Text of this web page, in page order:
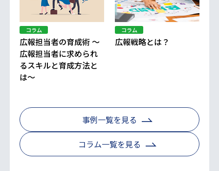
コラム
広報担当者の育成術 ～
広報担当者に求められ
るスキルと育成方法と
は～
コラム
広報戦略とは？
事例一覧を見る
コラム一覧を見る